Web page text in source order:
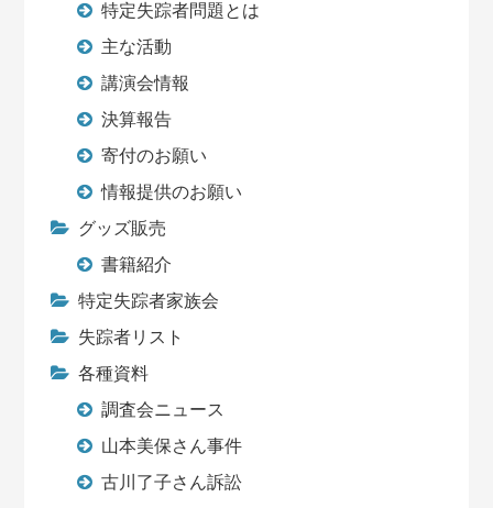
特定失踪者問題とは
主な活動
講演会情報
決算報告
寄付のお願い
情報提供のお願い
グッズ販売
書籍紹介
特定失踪者家族会
失踪者リスト
各種資料
調査会ニュース
山本美保さん事件
古川了子さん訴訟